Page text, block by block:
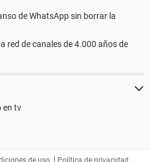
de WhatsApp sin borrar la
red de canales de 4.000 años de
en tv
de uso Política de privacidad